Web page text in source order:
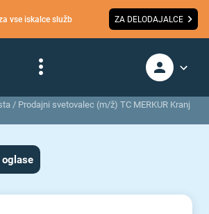
vse iskalce služb ZA DELODAJALCE
/ Prodajni svetovalec (m/ž) TC MERKUR Kranj